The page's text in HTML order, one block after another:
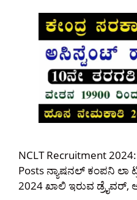
NCLT Recruitment
Posts ನ್ಯಾಷನಲ್ ಕಂಪನಿ ಲಾ
2024 ಖಾಲಿ ಇರುವ ಡ್ರೈವರ್,